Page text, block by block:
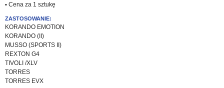
• Cena za 1 sztukę
ZASTOSOWANIE:
KORANDO EMOTION
KORANDO (II)
MUSSO (SPORTS II)
REXTON G4
TIVOLI /XLV
TORRES
TORRES EVX